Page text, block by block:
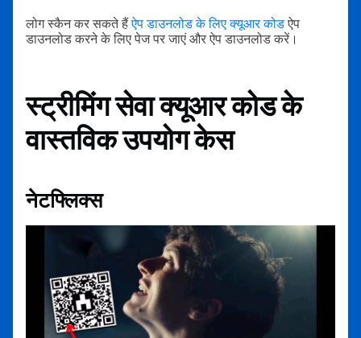
लोग स्कैन कर सकते हैंऐप डाउनलोड के लिए क्यूआर कोडऐप
डाउनलोड करने के लिए पेज पर जाएं और ऐप डाउनलोड करें।
स्ट्रीमिंग सेवा क्यूआर कोड के
वास्तविक उपयोग केस
नेटफ्लिक्स